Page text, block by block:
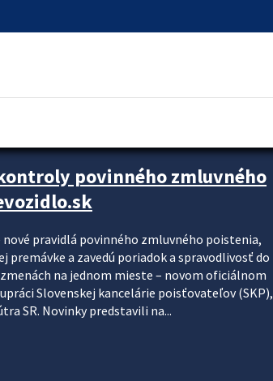
povinného zmluvného
pravidlá povinného zmluvného poistenia,
a zavedú poriadok a spravodlivosť do
na jednom mieste – novom oficiálnom
Slovenskej kancelárie poisťovateľov (SKP),
SR. Novinky predstavili na...